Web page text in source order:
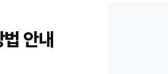
안내